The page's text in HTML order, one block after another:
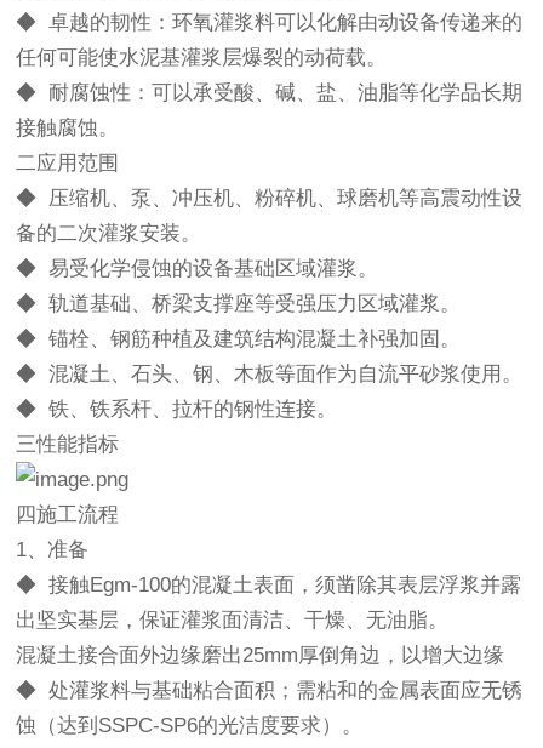
◆ 卓越的韧性：环氧灌浆料可以化解由动设备传递来的
任何可能使水泥基灌浆层爆裂的动荷载。
◆ 耐腐蚀性：可以承受酸、碱、盐、油脂等化学品长期
接触腐蚀。
二应用范围
◆ 压缩机、泵、冲压机、粉碎机、球磨机等高震动性设
备的二次灌浆安装。
◆ 易受化学侵蚀的设备基础区域灌浆。
◆ 轨道基础、桥梁支撑座等受强压力区域灌浆。
◆ 锚栓、钢筋种植及建筑结构混凝土补强加固。
◆ 混凝土、石头、钢、木板等面作为自流平砂浆使用。
◆ 铁、铁系杆、拉杆的钢性连接。
三性能指标
四施工流程
1、准备
◆ 接触Egm-100的混凝土表面，须凿除其表层浮浆并露
出坚实基层，保证灌浆面清洁、干燥、无油脂。
混凝土接合面外边缘磨出25mm厚倒角边，以增大边缘
◆ 处灌浆料与基础粘合面积；需粘和的金属表面应无锈
蚀（达到SSPC-SP6的光洁度要求）。